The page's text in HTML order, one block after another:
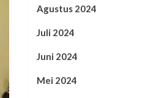
Agustus 2024
Juli 2024
Juni 2024
Mei 2024